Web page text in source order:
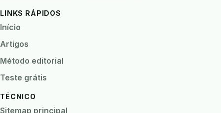
biopsia biopsia oral
biosseguranca clinica
biossensores
blockchain
LINKS RÁPIDOS
Início
Artigos
Método editorial
Teste grátis
TÉCNICO
Sitemap principal